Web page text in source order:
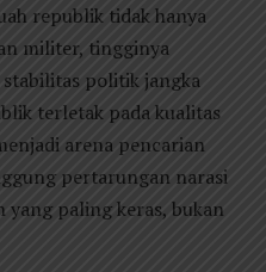
republik tidak hanya
militer, tingginya
politik jangka
terletak pada kualitas
arena pencarian
pertarungan narasi
yang paling keras, bukan